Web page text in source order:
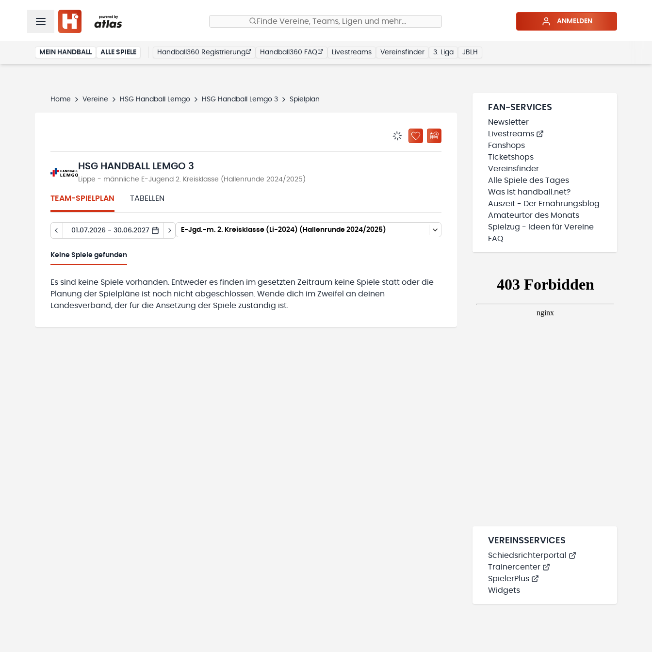
Finde Vereine, Teams, Ligen und mehr… ANMELDEN
MEIN HANDBALL ALLE SPIELE Handball360 Registrierung Handball360 FAQ Livestreams Vereinsfinder 3. Liga JBLH
Home Vereine HSG Handball Lemgo HSG Handball Lemgo 3 Spielplan
BENACHRICHTIGUNGSSTATUS WIRD GELADEN
ZU „MEINE TEAMS“ HINZUFÜGEN
HSG HANDBALL LEMGO 3
Lippe - männliche E-Jugend 2. Kreisklasse (Hallenrunde 2024/2025)
TEAM-SPIELPLAN TABELLEN
01.07.2026 - 30.06.2027 E-Jgd.-m. 2. Kreisklasse (Li-2024) (Hallenrunde 2024/2025)
Keine Spiele gefunden
Es sind keine Spiele vorhanden. Entweder es finden im gesetzten Zeitraum keine Spiele statt oder die
Planung der Spielpläne ist noch nicht abgeschlossen. Wende dich im Zweifel an deinen
Landesverband, der für die Ansetzung der Spiele zuständig ist.
FAN-SERVICES
Newsletter
Livestreams
Fanshops
Ticketshops
Vereinsfinder
Alle Spiele des Tages
Was ist handball.net?
Auszeit - Der Ernährungsblog
Amateurtor des Monats
Spielzug - Ideen für Vereine
FAQ
VEREINSSERVICES
Schiedsrichterportal
Trainercenter
SpielerPlus
Widgets